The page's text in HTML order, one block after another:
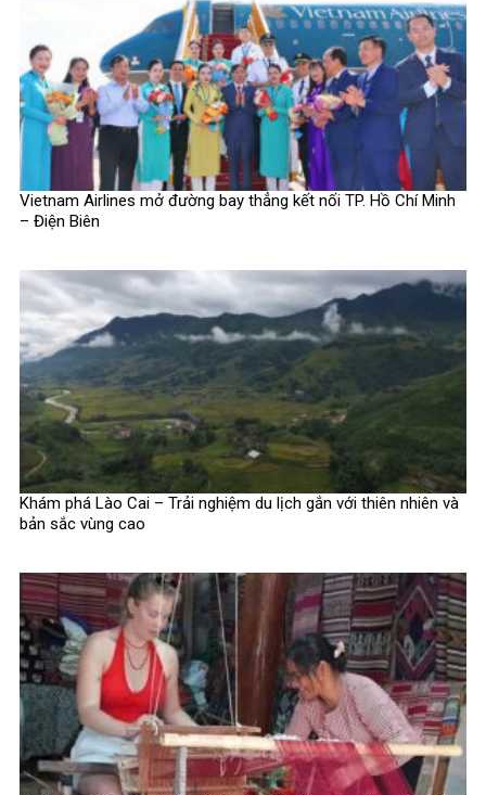
Vietnam Airlines mở đường bay thẳng kết nối TP. Hồ Chí Minh
– Điện Biên
Khám phá Lào Cai – Trải nghiệm du lịch gắn với thiên nhiên và
bản sắc vùng cao